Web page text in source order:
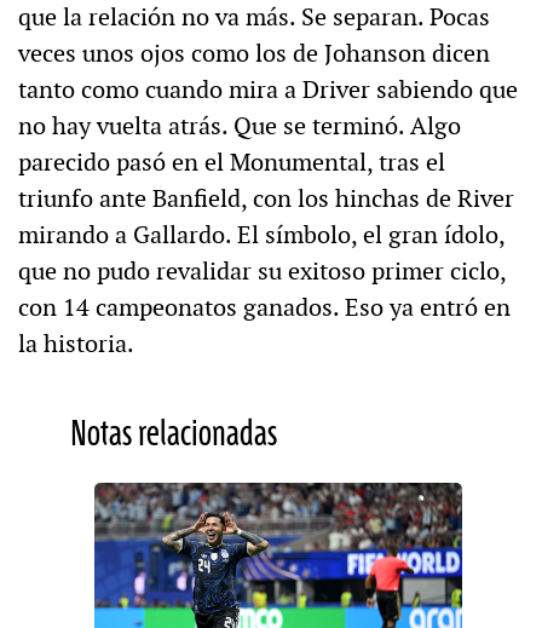
que la relación no va más. Se separan. Pocas
veces unos ojos como los de Johanson dicen
tanto como cuando mira a Driver sabiendo que
no hay vuelta atrás. Que se terminó. Algo
parecido pasó en el Monumental, tras el
triunfo ante Banfield, con los hinchas de River
mirando a Gallardo. El símbolo, el gran ídolo,
que no pudo revalidar su exitoso primer ciclo,
con 14 campeonatos ganados. Eso ya entró en
la historia.
Notas relacionadas